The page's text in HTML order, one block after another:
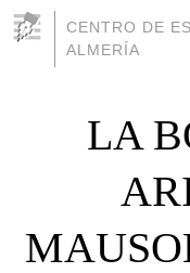
CENTRO DE
ALMERÍA
LA